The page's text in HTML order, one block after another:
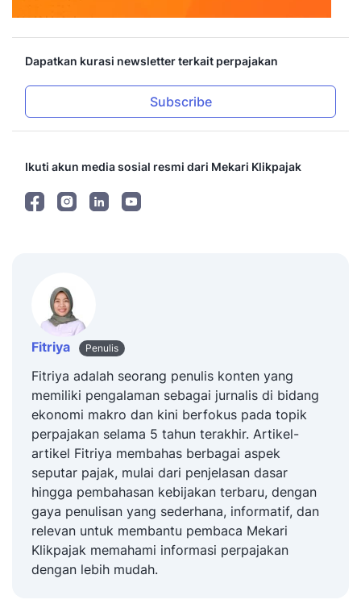
Dapatkan kurasi newsletter terkait perpajakan
Subscribe
Ikuti akun media sosial resmi dari Mekari Klikpajak
Fitriya Penulis
Fitriya adalah seorang penulis konten yang
memiliki pengalaman sebagai jurnalis di bidang
ekonomi makro dan kini berfokus pada topik
perpajakan selama 5 tahun terakhir. Artikel-
artikel Fitriya membahas berbagai aspek
seputar pajak, mulai dari penjelasan dasar
hingga pembahasan kebijakan terbaru, dengan
gaya penulisan yang sederhana, informatif, dan
relevan untuk membantu pembaca Mekari
Klikpajak memahami informasi perpajakan
dengan lebih mudah.